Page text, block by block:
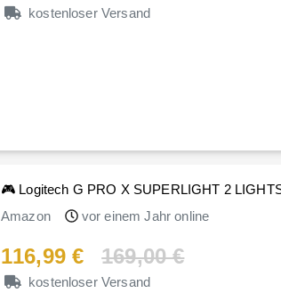
kostenloser Versand
🎮 Logitech G PRO X SUPERLIGHT 2
Amazon
vor einem Jahr online
116,99 € 169,00 €
kostenloser Versand